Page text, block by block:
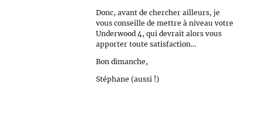
Donc, avant de chercher ailleurs, je
vous conseille de mettre à niveau votre
Underwood 4, qui devrait alors vous
apporter toute satisfaction…
Bon dimanche,
Stéphane (aussi !)